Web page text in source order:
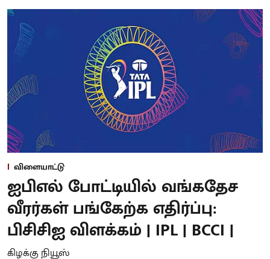
விளையாட்டு
ஐபிஎல் போட்டியில் வங்கதேச
வீரர்கள் பங்கேற்க எதிர்ப்பு:
பிசிசிஐ விளக்கம் | IPL | BCCI |
கிழக்கு நியூஸ்